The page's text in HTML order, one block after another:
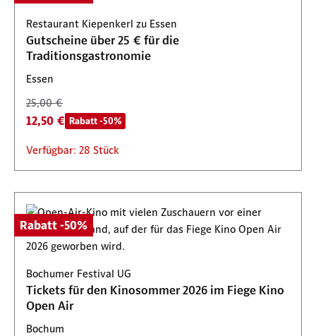
Restaurant Kiepenkerl zu Essen
Gutscheine über 25 € für die
Traditionsgastronomie
Essen
25,00 €
12,50 € Rabatt -50%
Verfügbar: 28 Stück
Rabatt -50%
Bochumer Festival UG
Tickets für den Kinosommer 2026 im Fiege Kino
Open Air
Bochum